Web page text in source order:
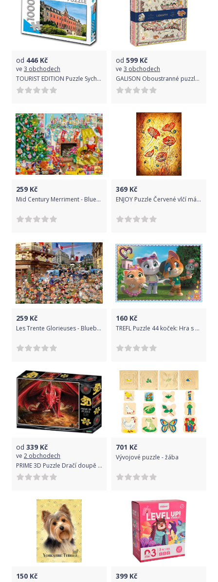
od 446 Kč
ve 3 obchodech
TOURIST EDITION Puzzle Sychrov 1000 dílků (č.23)
od 599 Kč
ve 3 obchodech
GALISON Oboustranné puzzle Liberty Maxine London 500 dílků
259 Kč
Mid Century Merriment - Bluebird
369 Kč
ENJOY Puzzle Červené vlčí máky 1000 dílků
259 Kč
Les Trente Glorieuses - Bluebird
160 Kč
TREFL Puzzle 44 koček: Hra s kamarády 60 dílků
od 339 Kč
ve 2 obchodech
PRIME 3D Puzzle Dračí doupě 3D 500 dílků
701 Kč
Vývojové puzzle - žába
150 Kč 399 Kč